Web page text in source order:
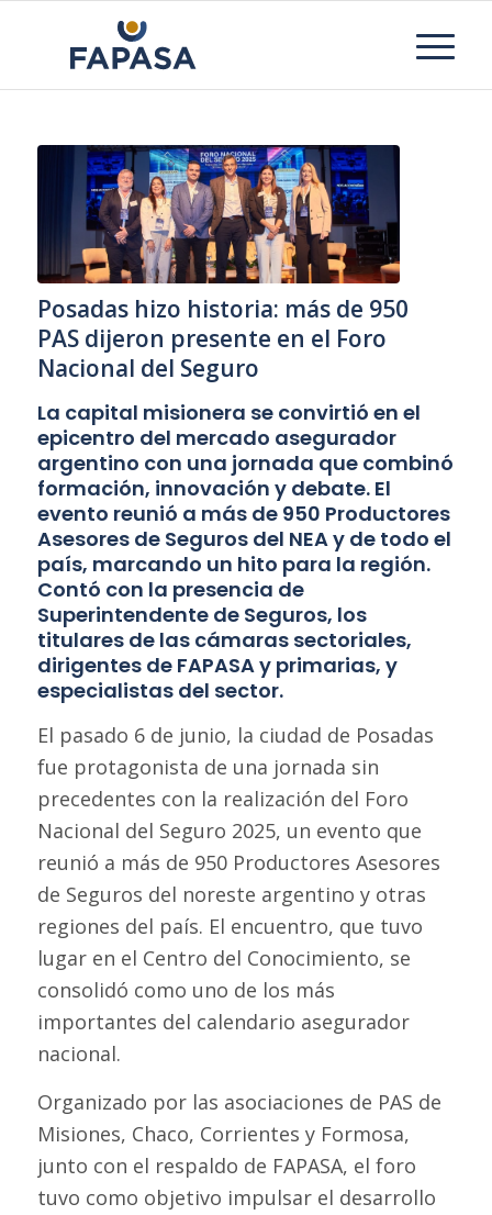
Posadas hizo historia: más de 950
PAS dijeron presente en el Foro
Nacional del Seguro
La capital misionera se convirtió en el
epicentro del mercado asegurador
argentino con una jornada que combinó
formación, innovación y debate. El
evento reunió a más de 950 Productores
Asesores de Seguros del NEA y de todo el
país, marcando un hito para la región.
Contó con la presencia de
Superintendente de Seguros, los
titulares de las cámaras sectoriales,
dirigentes de FAPASA y primarias, y
especialistas del sector.
El pasado 6 de junio, la ciudad de Posadas
fue protagonista de una jornada sin
precedentes con la realización del Foro
Nacional del Seguro 2025, un evento que
reunió a más de 950 Productores Asesores
de Seguros del noreste argentino y otras
regiones del país. El encuentro, que tuvo
lugar en el Centro del Conocimiento, se
consolidó como uno de los más
importantes del calendario asegurador
nacional.
Organizado por las asociaciones de PAS de
Misiones, Chaco, Corrientes y Formosa,
junto con el respaldo de FAPASA, el foro
tuvo como objetivo impulsar el desarrollo